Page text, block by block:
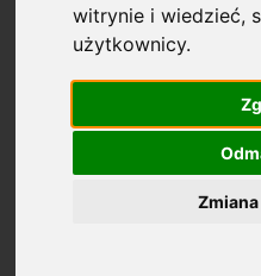
witrynie i wiedzieć,
użytkownicy.
Kategorie: Balony